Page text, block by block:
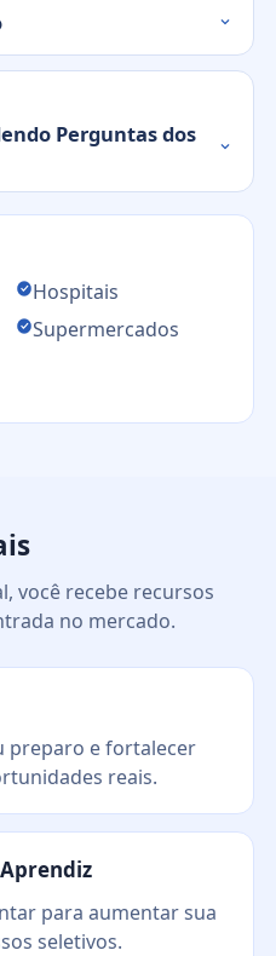
Perguntas dos
Hospitais
Supermercados
você recebe recursos
no mercado.
preparo e fortalecer
reais.
para aumentar sua
seletivos.